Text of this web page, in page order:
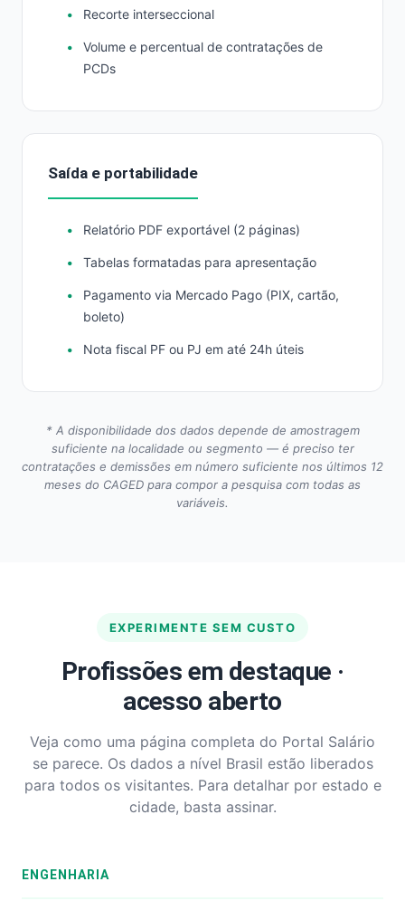
Recorte interseccional
Volume e percentual de contratações de
PCDs
Saída e portabilidade
Relatório PDF exportável (2 páginas)
Tabelas formatadas para apresentação
Pagamento via Mercado Pago (PIX, cartão,
boleto)
Nota fiscal PF ou PJ em até 24h úteis
* A disponibilidade dos dados depende de amostragem
suficiente na localidade ou segmento — é preciso ter
contratações e demissões em número suficiente nos últimos 12
meses do CAGED para compor a pesquisa com todas as
variáveis.
EXPERIMENTE SEM CUSTO
Profissões em destaque ·
acesso aberto
Veja como uma página completa do Portal Salário
se parece. Os dados a nível Brasil estão liberados
para todos os visitantes. Para detalhar por estado e
cidade, basta assinar.
ENGENHARIA